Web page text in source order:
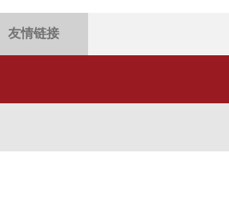
友情链接